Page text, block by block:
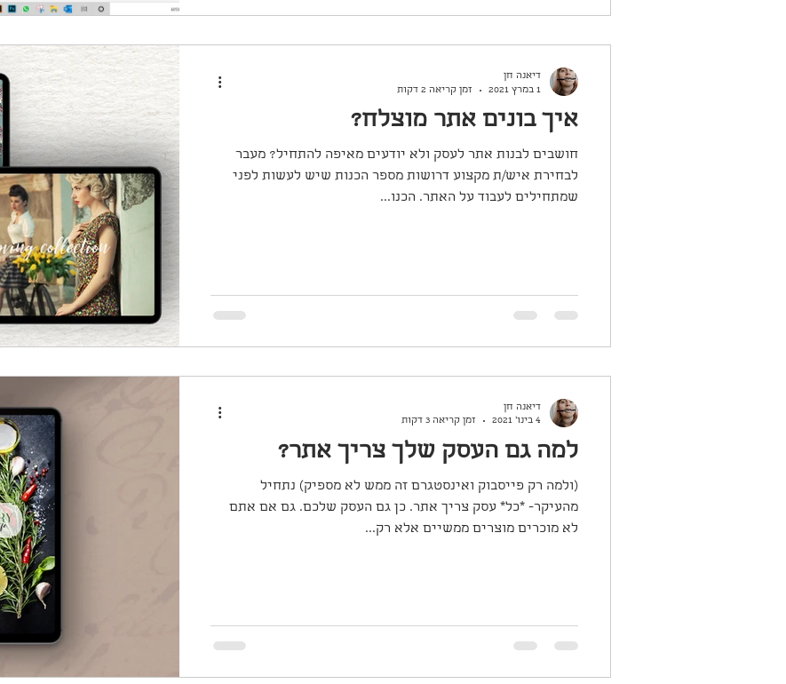
איך בונים אתר מוצלח?
חושבים לבנות אתר לעסק ולא יודעים מאיפה להתחיל? מעבר
לבחירת איש/ת מקצוע דרושות מספר הכנות שיש לעשות לפני
שמתחילים לעבוד על האתר. הכנו...
דיאנה חן
1 במרץ 2021
זמן קריאה 2 דקות
למה גם העסק שלך צריך אתר?
(ולמה רק פייסבוק ואינסטגרם זה ממש לא מספיק) נתחיל
מהעיקר- *כל* עסק צריך אתר. כן גם העסק שלכם. גם אם אתם
לא מוכרים מוצרים ממשיים אלא רק...
דיאנה חן
4 בינו׳ 2021
זמן קריאה 3 דקות